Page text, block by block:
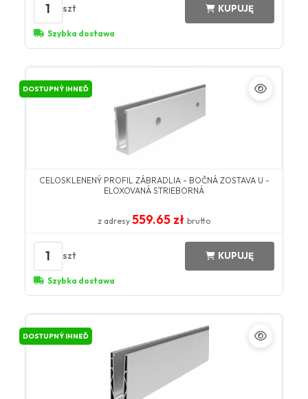
1 szt KUPUJĘ
Szybka dostawa
DOSTUPNÝ IHNEĎ
CELOSKLENENÝ PROFIL ZÁBRADLIA - BOČNÁ ZOSTAVA U -
ELOXOVANÁ STRIEBORNÁ
z adresy 559.65 zł brutto
1 szt KUPUJĘ
Szybka dostawa
DOSTUPNÝ IHNEĎ